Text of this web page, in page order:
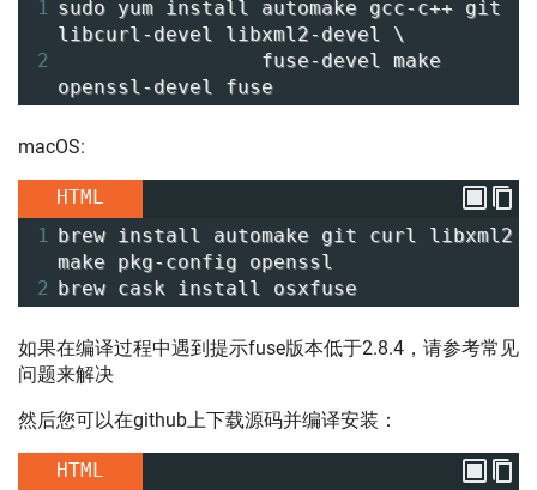
1 sudo yum install automake gcc-c++ git
libcurl-devel libxml2-devel \
2
fuse-devel make
openssl-devel fuse
macOS:
HTML
1 brew install automake git curl libxml2
2 brew cask install osxfuse
如果在编译过程中遇到提示fuse版本低于2.8.4，请参考常见
问题来解决
然后您可以在github上下载源码并编译安装：
HTML